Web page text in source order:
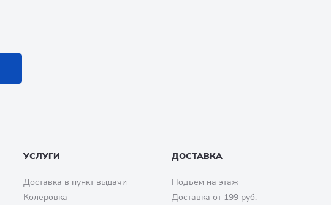
УСЛУГИ
Доставка в пункт выдачи
Колеровка
ДОСТАВКА
Подъем на этаж
Доставка от 199 руб.